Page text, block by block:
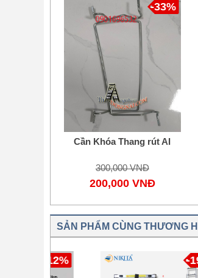
Cần Khóa Thang rút AI
300,000 VNĐ
200,000 VNĐ
-33%
SẢN PHẨM CÙNG THƯƠNG